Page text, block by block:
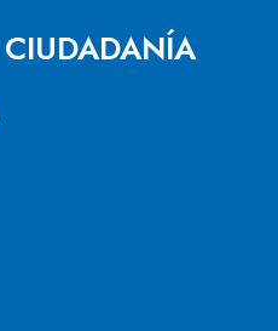
CIUDADANÍA